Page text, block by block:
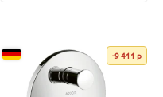
-9 411 р